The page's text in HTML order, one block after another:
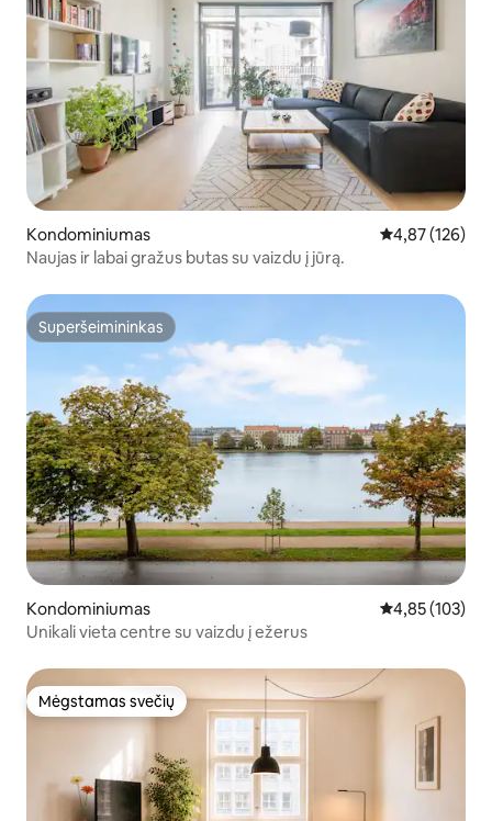
Kondominiumas Vidutinis
4,87 (126)
Naujas ir labai gražus butas su vaizdu į jūrą.
Superšeimininkas
Superšeimininkas
Kondominiumas Vidutinis
4,85 (103)
Unikali vieta centre su vaizdu į ežerus
Mėgstamas svečių
Mėgstamas svečių